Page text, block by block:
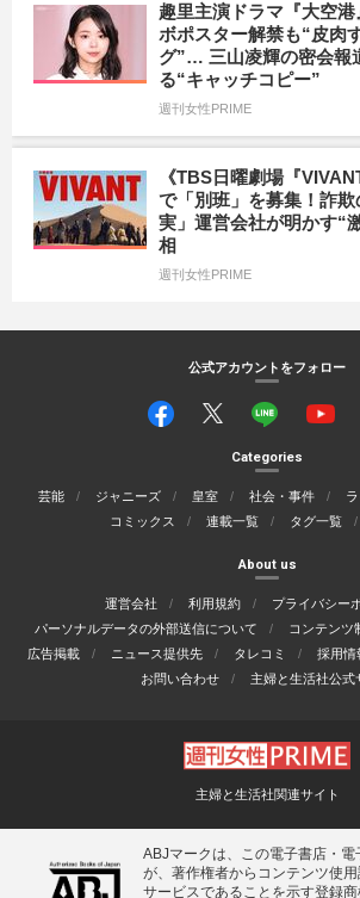
趣里主演ドラマ『大空
ボポスター解禁も“皮肉
グ”… 三山凌輝の密会報
る“キャッチコピー”
週刊女性PRIME
《TBS日曜劇場『
で「別班」を募集！詐
実」運営会社が明かす“
相
週刊女性PRIME
公式アカウントをフォロー
Categories
芸能 ジャニーズ 皇室 社会・事件
コミックス
連載一覧 タグ一覧
About us
運営会社 利用規約
プライバシー
パーソナルデータの外部送信について
コンテンツ
広告掲載
ニュース提供先 タレコミ 採用情
お問い合わせ
主婦と生活社公式
主婦と生活社関連サイト
ABJマークは、この電子書店・電
が、著作権者からコンテンツ使
サービスであることを示す登録